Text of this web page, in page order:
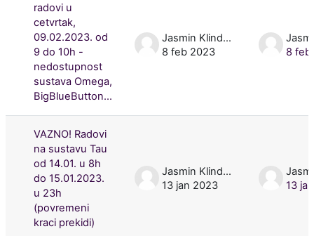
radovi u
cetvrtak,
09.02.2023. od
9 do 10h -
nedostupnost
sustava Omega,
BigBlueButton...
Jasmin Klindžić
8 feb 2023
8 feb
VAZNO! Radovi
na sustavu Tau
od 14.01. u 8h
do 15.01.2023.
u 23h
(povremeni
kraci prekidi)
Jasmin Klindžić
13 jan 2023
13